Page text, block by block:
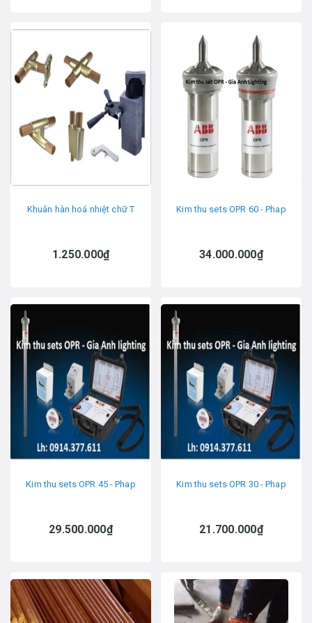
Khuân hàn hoá nhiệt chữ T
1.250.000₫
Kim thu sets OPR 60 - Phap
34.000.000₫
Kim thu sets OPR 45 - Phap
29.500.000₫
Kim thu sets OPR 30 - Phap
21.700.000₫